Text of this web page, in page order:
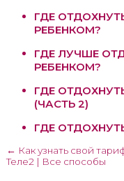
ГДЕ
РЕБЕНКОМ?
ГДЕ ЛУЧШЕ
РЕБЕНКОМ?
ГДЕ
(ЧАСТЬ 2)
ГДЕ
← Как узнать свой
Теле2 | Все способы